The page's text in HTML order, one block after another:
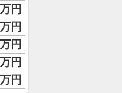
円
円
円
円
円